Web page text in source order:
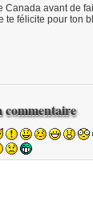
Canada avant de
te félicite pour ton
commentaire